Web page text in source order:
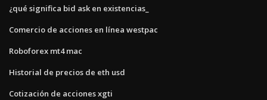
¿qué significa bid ask en existencias_
Comercio de acciones en línea westpac
Roboforex mt4 mac
Historial de precios de eth usd
Cotización de acciones xgti